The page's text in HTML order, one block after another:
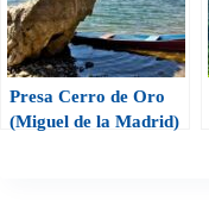
Presa Cerro de Oro
(Miguel de la Madrid)